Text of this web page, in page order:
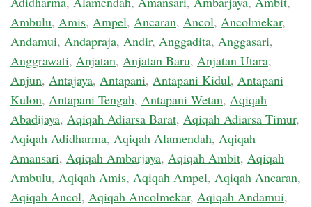
Ambulu, Amis, Ampel, Ancaran, Ancol, Ancolmekar,
Andamui, Andapraja, Andir, Anggadita, Anggasari,
Anggrawati, Anjatan, Anjatan Baru, Anjatan Utara,
Anjun, Antajaya, Antapani, Antapani Kidul, Antapani
Kulon, Antapani Tengah, Antapani Wetan, Aqiqah
Abadijaya, Aqiqah Adiarsa Barat, Aqiqah Adiarsa Timur,
Aqiqah Adidharma, Aqiqah Alamendah, Aqiqah
Amansari, Aqiqah Ambarjaya, Aqiqah Ambit, Aqiqah
Ambulu, Aqiqah Amis, Aqiqah Ampel, Aqiqah Ancaran,
Aqiqah Ancol, Aqiqah Ancolmekar, Aqiqah Andamui,